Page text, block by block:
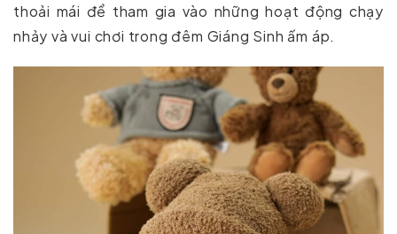
thoải mái để tham gia vào những hoạt động chạy
nhảy và vui chơi trong đêm Giáng Sinh ấm áp.